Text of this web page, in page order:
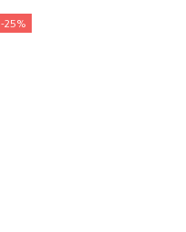
-25%